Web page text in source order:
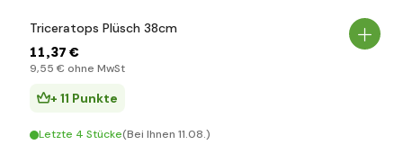
Triceratops Plüsch 38cm
11,37 €
9,55 € ohne MwSt
+ 11 Punkte
Letzte 4 Stücke(Bei Ihnen 11.08.)